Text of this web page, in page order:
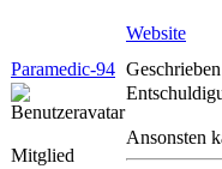
Website
Paramedic-94
Mitglied
Ansonsten